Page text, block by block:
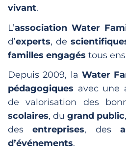
vivant.
L’association Water
d’experts, de
familles engagés tous
Depuis 2009, la Water
pédagogiques avec une
de valorisation des
scolaires, du grand public,
desentreprises, des
d’événements.